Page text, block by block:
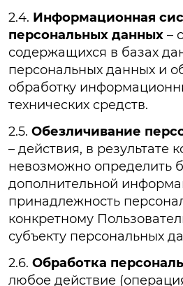
2.4. Информационная
персональных данных –
содержащихся в базах
персональных данных и
обработку
технических средств.
2.5. Обезличивание
– действия, в результате
невозможно определить
дополнительной
принадлежность
конкретному
субъекту персональных
2.6. Обработка
любое действие